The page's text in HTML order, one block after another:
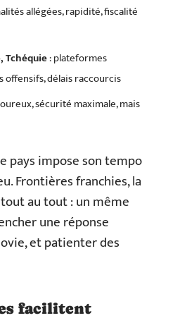
allégées, rapidité, fiscalité
Tchéquie: plateformes
offensifs, délais raccourcis
sécurité maximale, mais
pays impose son tempo
Frontières franchies, la
au tout : un même
une réponse
et patienter des
facilitent